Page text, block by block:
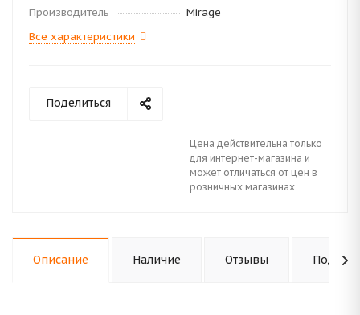
Производитель
Mirage
Все характеристики
Поделиться
Цена действительна только
для интернет-магазина и
может отличаться от цен в
розничных магазинах
Описание Наличие Отзывы